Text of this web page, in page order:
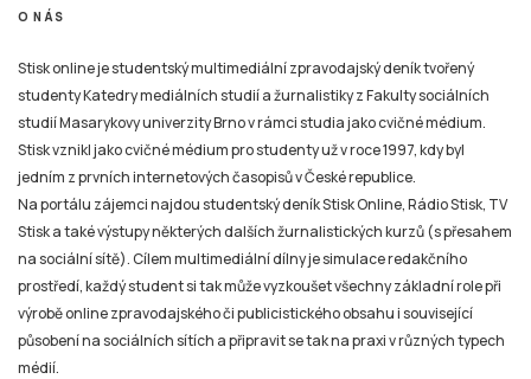
O NÁS
Stisk online je studentský multimediální zpravodajský deník tvořený
studenty Katedry mediálních studií a žurnalistiky z Fakulty sociálních
studií Masarykovy univerzity Brno v rámci studia jako cvičné médium.
Stisk vznikl jako cvičné médium pro studenty už v roce 1997, kdy byl
jedním z prvních internetových časopisů v České republice.
Na portálu zájemci najdou studentský deník Stisk Online, Rádio Stisk, TV
Stisk a také výstupy některých dalších žurnalistických kurzů (s přesahem
na sociální sítě). Cílem multimediální dílny je simulace redakčního
prostředí, každý student si tak může vyzkoušet všechny základní role při
výrobě online zpravodajského či publicistického obsahu i související
působení na sociálních sítích a připravit se tak na praxi v různých typech
médií.